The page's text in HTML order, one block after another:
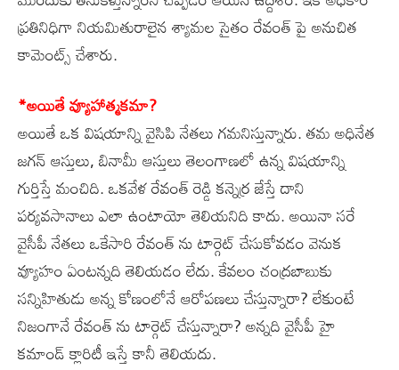
ప్రతినిధిగా నియమితురాలైన శ్యామల సైతం రేవంత్ పై అనుచిత
కామెంట్స్ చేశారు.
*అయితే వ్యూహాత్మకమా?
అయితే ఒక విషయాన్ని వైసిపి నేతలు గమనిస్తున్నారు. తమ అధినేత
జగన్ ఆస్తులు, బినామీ ఆస్తులు తెలంగాణలో ఉన్న విషయాన్ని
గుర్తిస్తే మంచిది. ఒకవేళ రేవంత్ రెడ్డి కన్నెర్ర జేస్తే దాని
పర్యవసానాలు ఎలా ఉంటాయో తెలియనిది కాదు. అయినా సరే
వైసీపీ నేతలు ఒకేసారి రేవంత్ ను టార్గెట్ చేసుకోవడం వెనుక
వ్యూహం ఏంటన్నది తెలియడం లేదు. కేవలం చంద్రబాబుకు
సన్నిహితుడు అన్న కోణంలోనే ఆరోపణలు చేస్తున్నారా? లేకుంటే
నిజంగానే రేవంత్ ను టార్గెట్ చేస్తున్నారా? అన్నది వైసీపీ హై
కమాండ్ క్లారిటీ ఇస్తే కానీ తెలియదు.